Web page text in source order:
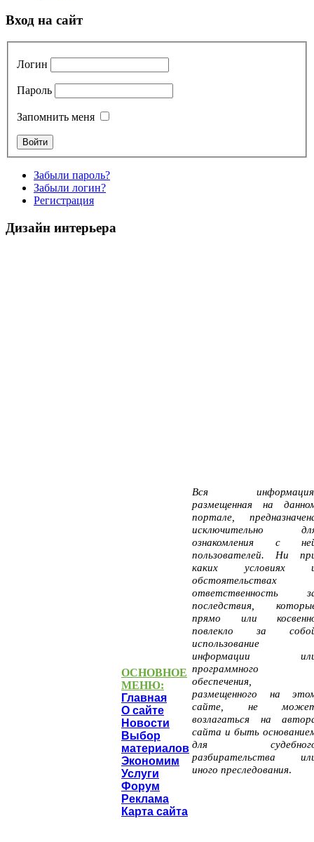
Вход на сайт
Логин
Пароль
Запомнить меня
Забыли пароль?
Забыли логин?
Регистрация
Дизайн интерьера
ОСНОВНОЕ
МЕНЮ:
Главная
О сайте
Новости
Выбор
материалов
Экономим
Услуги
Форум
Реклама
Карта сайта
Вся
размещенная на
портале,
исключительно
ознакомления с
пользователей. Ни
каких условиях
обстоятельствах
ответственность
последствия,
прямо или
повлекло за
использование
информации
программного
обеспечения,
размещенного на
сайте, не
возлагаться на
сайта и быть
для
разбирательства
иного преследования.